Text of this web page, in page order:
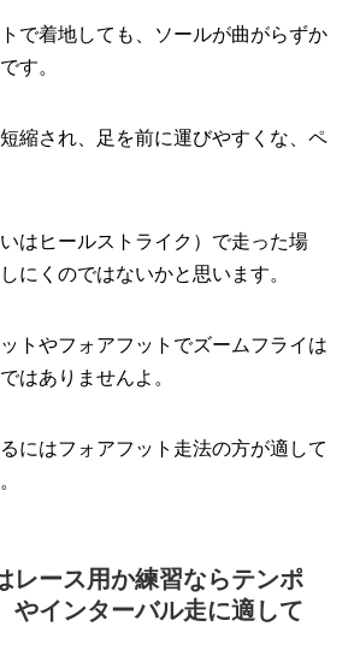
で着地しても、ソールが曲がらずか
す。
縮され、足を前に運びやすくな、ペ
はヒールストライク）で走った場
にくのではないかと思います。
トやフォアフットでズームフライは
はありませんよ。
にはフォアフット走法の方が適して
レース用か練習ならテンポ
やインターバル走に適して